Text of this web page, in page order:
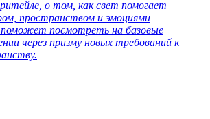
о том, как свет помогает
пространством и эмоциями
посмотреть на базовые
через призму новых требований к